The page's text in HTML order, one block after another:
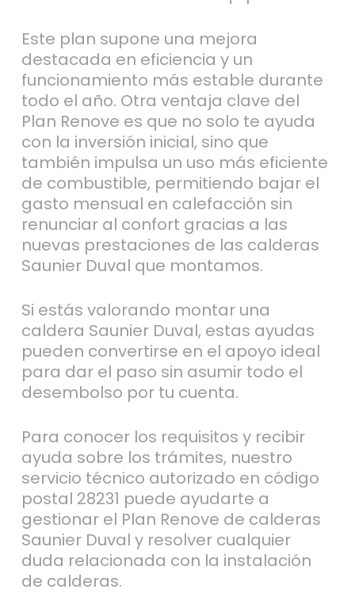
Este plan supone una mejora
destacada en eficiencia y un
funcionamiento más estable durante
todo el año. Otra ventaja clave del
Plan Renove es que no solo te ayuda
con la inversión inicial, sino que
también impulsa un uso más eficiente
de combustible, permitiendo bajar el
gasto mensual en calefacción sin
renunciar al confort gracias a las
nuevas prestaciones de las calderas
Saunier Duval que montamos.
Si estás valorando montar una
caldera Saunier Duval, estas ayudas
pueden convertirse en el apoyo ideal
para dar el paso sin asumir todo el
desembolso por tu cuenta.
Para conocer los requisitos y recibir
ayuda sobre los trámites, nuestro
servicio técnico autorizado en código
postal 28231 puede ayudarte a
gestionar el Plan Renove de calderas
Saunier Duval y resolver cualquier
duda relacionada con la instalación
de calderas.